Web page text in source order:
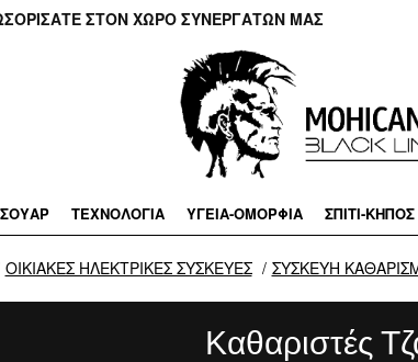
ΣΤΟΝ ΧΩΡΟ ΣΥΝΕΡΓΑΤΩΝ ΜΑΣ
ΤΕΧΝΟΛΟΓΙΑ ΥΓΕΙΑ-ΟΜΟΡΦΙΑ ΣΠΙΤΙ-ΚΗΠΟΣ
ΟΙΚΙΑΚΕΣ ΗΛΕΚΤΡΙΚΕΣ ΣΥΣΚΕΥΕΣ ΣΥΣΚΕΥΗ
Καθαριστές